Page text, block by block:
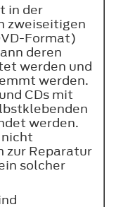
in der
zweiseitigen
Format)
deren
werden und
werden.
CDs mit
werden.
zur Reparatur
solcher